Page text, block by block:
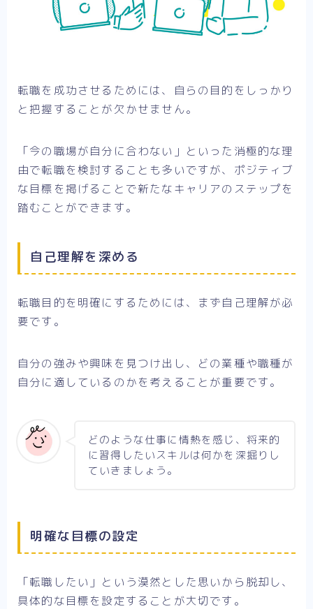
転職を成功させるためには、自らの目的をしっかり
と把握することが欠かせません。
「今の職場が自分に合わない」といった消極的な理
由で転職を検討することも多いですが、ポジティブ
な目標を掲げることで新たなキャリアのステップを
踏むことができます。
自己理解を深める
転職目的を明確にするためには、まず自己理解が必
要です。
自分の強みや興味を見つけ出し、どの業種や職種が
自分に適しているのかを考えることが重要です。
どのような仕事に情熱を感じ、将来的
に習得したいスキルは何かを深掘りし
ていきましょう。
明確な目標の設定
「転職したい」という漠然とした思いから脱却し、
具体的な目標を設定することが大切です。